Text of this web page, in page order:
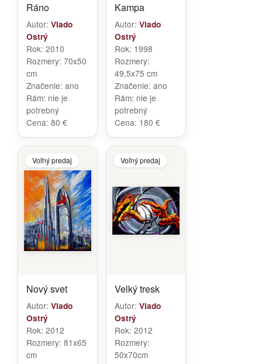
Ráno
Autor: Vlado
Ostrý
Rok: 2010
Rozmery: 70x50
cm
Značenie: ano
Rám: nie je
potrebný
Cena: 80 €
Kampa
Autor: Vlado
Ostrý
Rok: 1998
Rozmery:
49,5x75 cm
Značenie: ano
Rám: nie je
potrebný
Cena: 180 €
Voľný predaj
Nový svet
Autor: Vlado
Ostrý
Rok: 2012
Rozmery: 81x65
cm
Voľný predaj
Velký tresk
Autor: Vlado
Ostrý
Rok: 2012
Rozmery:
50x70cm